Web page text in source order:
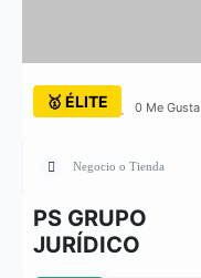
🥇 ÉLITE 0 Me Gusta
Negocio o Tienda
PS GRUPO
JURÍDICO